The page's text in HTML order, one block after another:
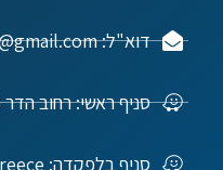
דוא"ל: idan.sarussi@gmail.com
סניף ראשי: רחוב הדר 40, קיסריה
סניף בלפקדה: Ioannou Mela 6 , Lefkáda, Greece